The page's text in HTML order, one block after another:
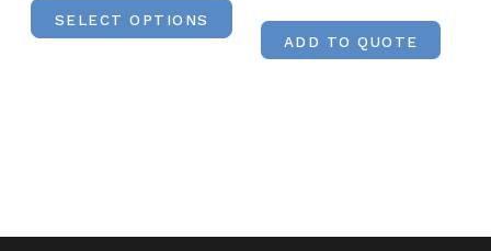
SELECT OPTIONS
ADD TO QUOTE